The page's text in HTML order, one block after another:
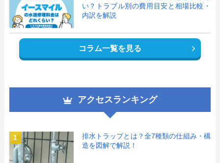
い？トラブル別の費用目安と相場比較・
内訳を解説
コラム一覧を見る
アクセスランキング
1
排水トラップとは？全7種類の仕組み・構
造を図解で解説！